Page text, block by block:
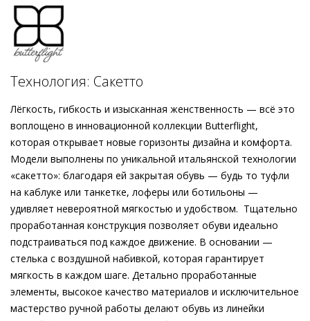
уникальной технике «сакетто», являются одними из самых
лёгких в мире. Невесомая конструкция адаптируется под
каждое движение стопы. Чрезвычайно мягкая кожа в
оттенке макиато и золотистая пряжка в форме трензеля
подчёркивают классический силуэт, в то время как
элемента. Модели Högl из коллекции Butterflight обладают
поразительной мягкостью и гибкостью – это та обувь,
которую вы едва ощущаете, а потому её не хочется
снимать.
Технология: Сакетто
Лёгкость, гибкость и изысканная женственность — всё это
воплощено в инновационной коллекции Butterflight,
которая открывает новые горизонты дизайна и комфорта.
Модели выполнены по уникальной итальянской технологии
«сакетто»: благодаря ей закрытая обувь — будь то туфли
на каблуке или танкетке, лоферы или ботильоны —
удивляет невероятной мягкостью и удобством. Тщательно
проработанная конструкция позволяет обуви идеально
подстраиваться под каждое движение. В основании —
стелька с воздушной набивкой, которая гарантирует
мягкость в каждом шаге. Детально проработанные
элементы, высокое качество материалов и исключительное
мастерство ручной работы делают обувь из линейки